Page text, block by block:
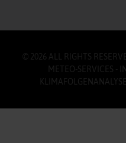
© 2026 ALL RIGHTS
METEO-SERVICES -